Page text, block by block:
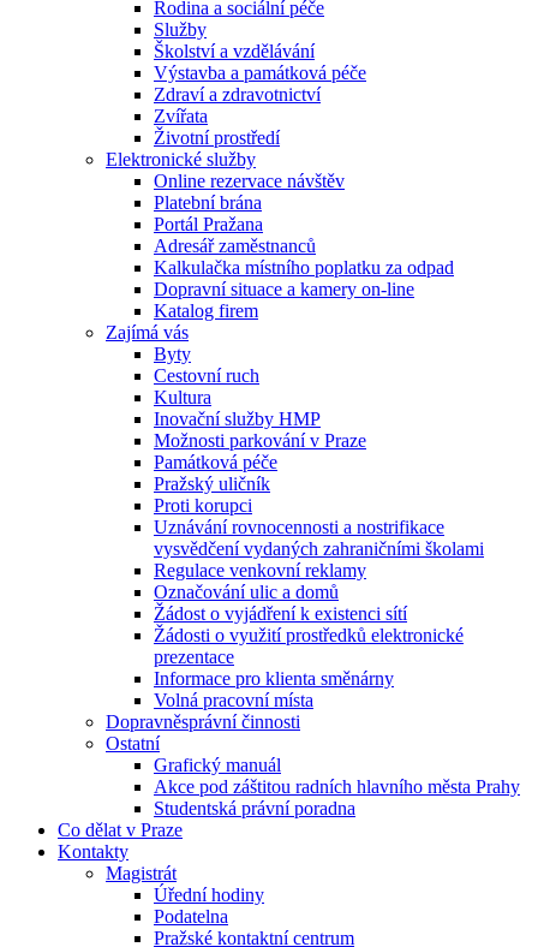
Rodina a sociální péče
Služby
Školství a vzdělávání
Výstavba a památková péče
Zdraví a zdravotnictví
Zvířata
Životní prostředí
Elektronické služby
Online rezervace návštěv
Platební brána
Portál Pražana
Adresář zaměstnanců
Kalkulačka místního poplatku za odpad
Dopravní situace a kamery on-line
Katalog firem
Zajímá vás
Byty
Cestovní ruch
Kultura
Inovační služby HMP
Možnosti parkování v Praze
Památková péče
Pražský uličník
Proti korupci
Uznávání rovnocennosti a nostrifikace
vysvědčení vydaných zahraničními školami
Regulace venkovní reklamy
Označování ulic a domů
Žádost o vyjádření k existenci sítí
Žádosti o využití prostředků elektronické
prezentace
Informace pro klienta směnárny
Volná pracovní místa
Dopravněsprávní činnosti
Ostatní
Grafický manuál
Akce pod záštitou radních hlavního města Prahy
Studentská právní poradna
Co dělat v Praze
Kontakty
Magistrát
Úřední hodiny
Podatelna
Pražské kontaktní centrum